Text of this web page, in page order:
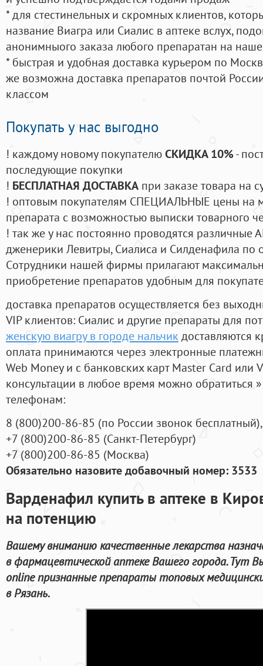
* для стестинельных и скромных клиентов,
название Виагра или Сиалис в аптеке вслух,
анонимныого заказа любого препаратан на
* быстрая и удобная доставка курьером по
же возможна доставка препаратов почтой
классом
Покупать у нас выгодно
! каждому новому покупателюСКИДКА 10%-
последующие покупки
! БЕСПЛАТНАЯ ДОСТАВКА при заказе товара на
! оптовым покупателям СПЕЦИАЛЬНЫЕ цены на
препарата с возможностью выписки товарного
! так же у нас постоянно проводятся
дженерики Левитры, Сиалиса и Силденафила по
Cотрудники нашей фирмы прилагают
приобретение препаратов удобным для
доставка препаратов осуществляется без
VIP клиентов: Сиалис и другие препараты для
женскую виагру в городе нальчик доставляются
оплата принимаются через электронные
Web Money и с банковских карт Master Card или
консультации в любое время можно обратиться
телефонам:
8 (800)200-86-85 (по России звонок бесплатный),
+7 (800)200-86-85 (Санкт-Петербург)
+7 (800)200-86-85 (Москва)
Обязательно назовите добавочный номер: 3533
Варденафил купить в аптеке в
на потенцию
Вашему вниманию качественные лекарства
в фармацевтической аптеке Вашего города. Тут
online признанные препараты топовых
в Рязань.